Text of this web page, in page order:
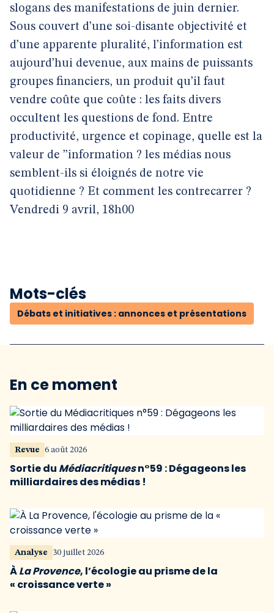
slogans des manifestations de juin dernier.
Sous couvert d’une soi-disante objectivité et
d’une apparente pluralité, l’information est
aujourd’hui devenue, aux mains de puissants
groupes financiers, un produit qu’il faut
vendre coûte que coûte : les faits divers
occultent les questions de fond. Entre
productivité, urgence et copinage, quelle est la
valeur de ’’information ? les médias nous
semblent-ils si éloignés de notre vie
quotidienne ? Et comment les contrecarrer ?
Vendredi 9 avril, 18h00
Mots-clés
Débats et initiatives : annonces et présentations
En ce moment
Revue 6 août 2026
Sortie du Médiacritiquesn°59 : Dégageons les
milliardaires des médias !
Analyse 30 juillet 2026
ÀLa Provence, l’écologie au prisme de la
« croissance verte »